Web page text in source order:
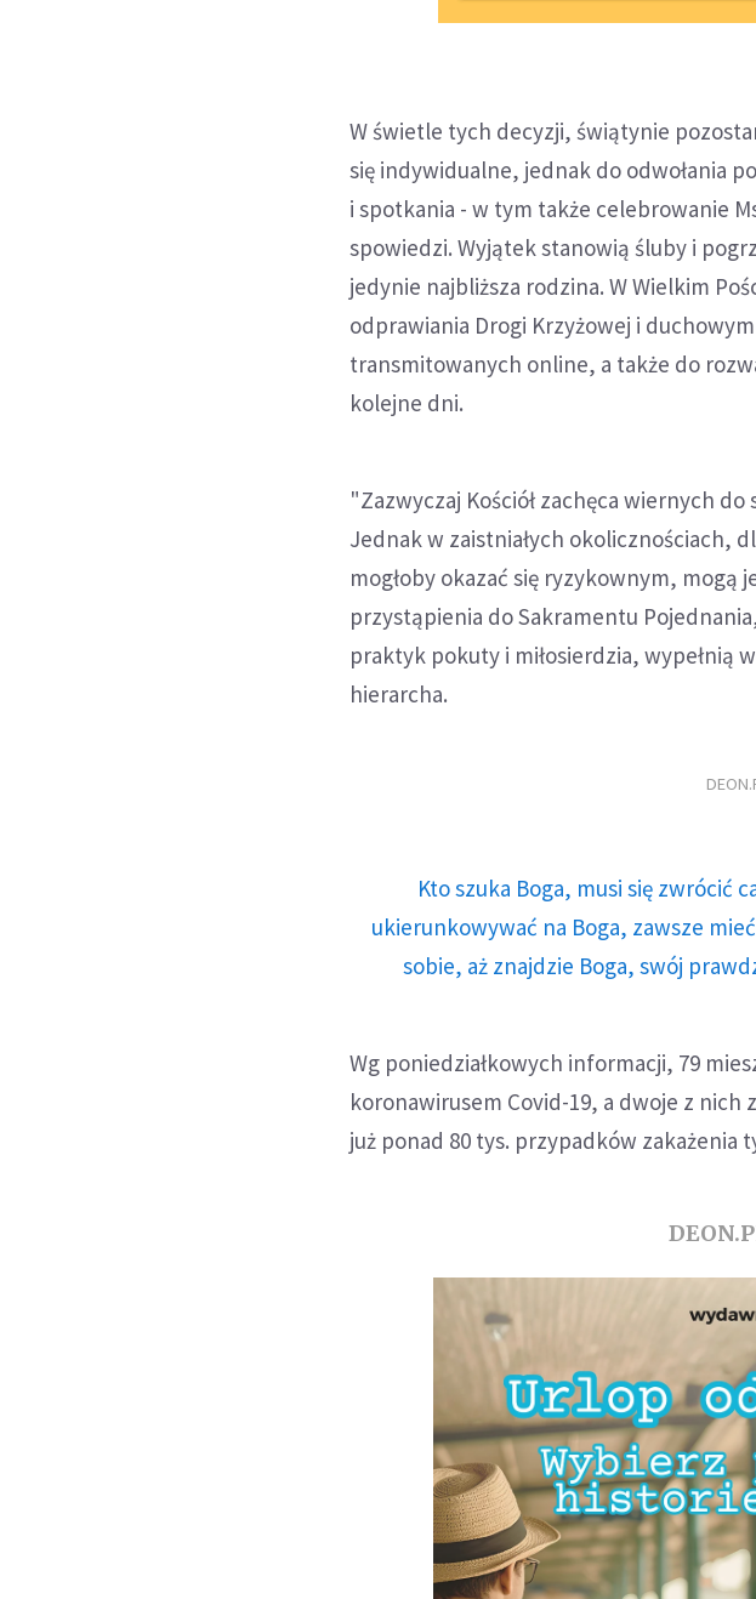
W świetle tych decyzji, świątynie
się indywidualne, jednak do odwołania
i spotkania - w tym także celebrowanie
spowiedzi. Wyjątek stanowią śluby i
jedynie najbliższa rodzina. W Wielkim
odprawiania Drogi Krzyżowej i
transmitowanych online, a także do
kolejne dni.
"Zazwyczaj Kościół zachęca wiernych
Jednak w zaistniałych okolicznościach,
mogłoby okazać się ryzykownym,
przystąpienia do Sakramentu
praktyk pokuty i miłosierdzia, wypełnią
hierarcha.
Kto szuka Boga, musi się zwrócić
ukierunkowywać na Boga, zawsze
sobie, aż znajdzie Boga, swój
Wg poniedziałkowych informacji, 79
koronawirusem Covid-19, a dwoje z nich
już ponad 80 tys. przypadków zakażenia